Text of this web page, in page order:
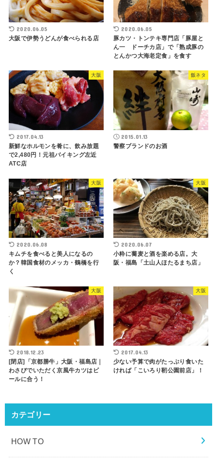
2020.06.05
大阪で伊勢うどんが食べられる店
2020.06.05
豚カツ・トンテキ専門店「豚屋と
ん一 ドーチカ店」で「熟成豚の
とんかつ大海老定食」を食す
大阪
2017.04.13
新鮮なホルモンを肴に、飲み放題
で2,480円！元祖バイキング左近
ATC店
飯ネタ
2015.01.13
警察ブランドのお酒
大阪
2020.06.08
キムチを食べると美人になるの
か？韓国食材のメッカ・鶴橋を行
く
大阪
2020.06.07
小粋に蕎麦と酒を楽める店。大
阪・福島「土山人ほたるまち店」
大阪
2018.12.23
[閉店]「京都勝牛」大阪・福島店｜
わさびでいただく京風牛カツはビ
ールに合う！
大阪
2017.04.13
少ない予算で肉がたっぷり食いた
ければ「こいろり靭公園前店」！
カテゴリー
HOW TO